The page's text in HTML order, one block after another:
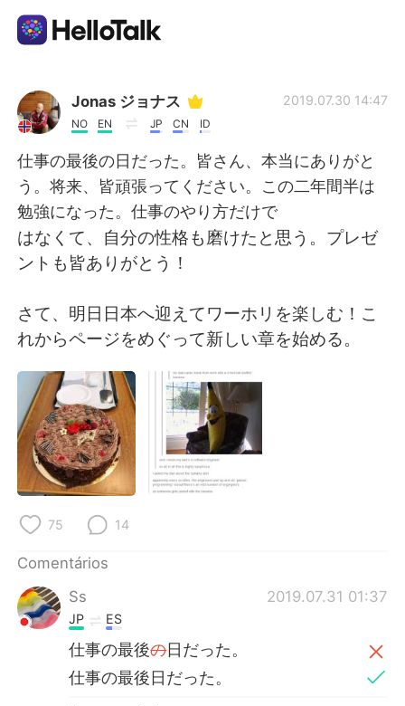
Aplicativo de troca de idioma
AI Grammar Checker
Português
English
繁體中文 Español
Deutsch 日本語
한국어 Русский
ไทย
Tiếng Việt
Jonas ジョナス
NO EN JP CN ID
2019.07.30 14:47
仕事の最後の日だった。皆さん、本当にありがと
う。将来、皆頑張ってください。この二年間半は
勉強になった。仕事のやり方だけで
はなくて、自分の性格も磨けたと思う。プレゼ
ントも皆ありがとう！
さて、明日日本へ迎えてワーホリを楽しむ！こ
れからページをめぐって新しい章を始める。
75 14
Comentários
Ss
2019.07.31 01:37
JP ES
仕事の最後の日だった。
仕事の最後日だった。